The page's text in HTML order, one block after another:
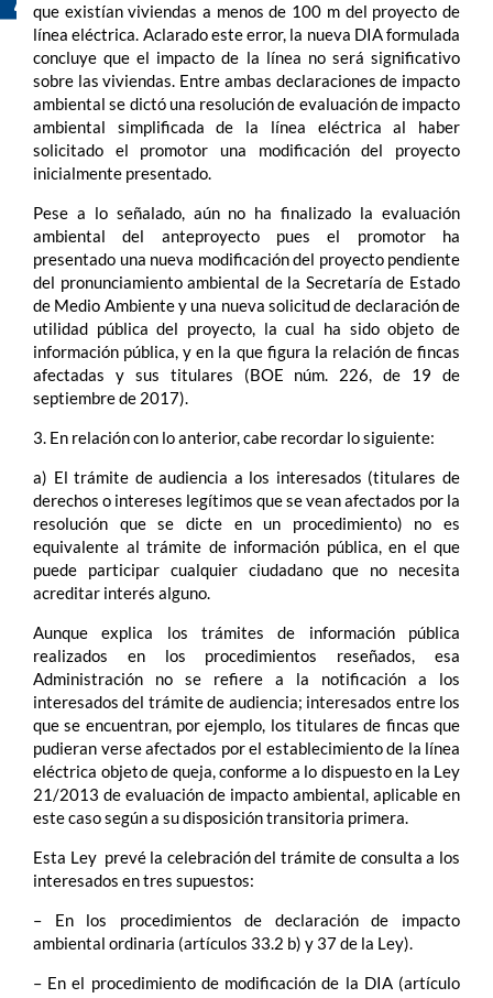
que existían viviendas a menos de 100 m del proyecto de
línea eléctrica. Aclarado este error, la nueva DIA formulada
concluye que el impacto de la línea no será significativo
sobre las viviendas. Entre ambas declaraciones de impacto
ambiental se dictó una resolución de evaluación de impacto
ambiental simplificada de la línea eléctrica al haber
solicitado el promotor una modificación del proyecto
inicialmente presentado.
Pese a lo señalado, aún no ha finalizado la evaluación
ambiental del anteproyecto pues el promotor ha
presentado una nueva modificación del proyecto pendiente
del pronunciamiento ambiental de la Secretaría de Estado
de Medio Ambiente y una nueva solicitud de declaración de
utilidad pública del proyecto, la cual ha sido objeto de
información pública, y en la que figura la relación de fincas
afectadas y sus titulares (BOE núm. 226, de 19 de
septiembre de 2017).
3. En relación con lo anterior, cabe recordar lo siguiente:
a) El trámite de audiencia a los interesados (titulares de
derechos o intereses legítimos que se vean afectados por la
resolución que se dicte en un procedimiento) no es
equivalente al trámite de información pública, en el que
puede participar cualquier ciudadano que no necesita
acreditar interés alguno.
Aunque explica los trámites de información pública
realizados en los procedimientos reseñados, esa
Administración no se refiere a la notificación a los
interesados del trámite de audiencia; interesados entre los
que se encuentran, por ejemplo, los titulares de fincas que
pudieran verse afectados por el establecimiento de la línea
eléctrica objeto de queja, conforme a lo dispuesto en la Ley
21/2013 de evaluación de impacto ambiental, aplicable en
este caso según a su disposición transitoria primera.
Esta Ley prevé la celebración del trámite de consulta a los
interesados en tres supuestos:
– En los procedimientos de declaración de impacto
ambiental ordinaria (artículos 33.2 b) y 37 de la Ley).
– En el procedimiento de modificación de la DIA (artículo